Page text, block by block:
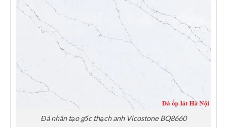
Đá nhân tạo gốc thạch anh Vicostone BQ8660